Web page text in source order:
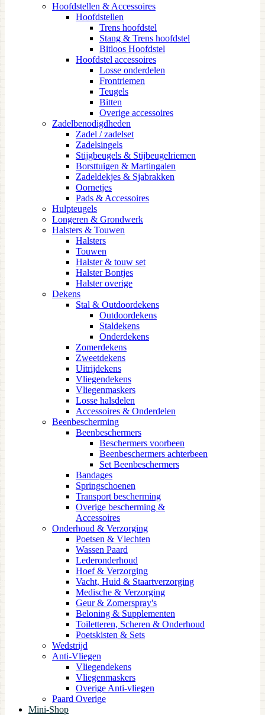
Hoofdstellen & Accessoires
Hoofdstellen
Trens hoofdstel
Stang & Trens hoofdstel
Bitloos Hoofdstel
Hoofdstel accessoires
Losse onderdelen
Frontriemen
Teugels
Bitten
Overige accessoires
Zadelbenodigdheden
Zadel / zadelset
Zadelsingels
Stijgbeugels & Stijbeugelriemen
Borsttuigen & Martingalen
Zadeldekjes & Sjabrakken
Oornetjes
Pads & Accessoires
Hulpteugels
Longeren & Grondwerk
Halsters & Touwen
Halsters
Touwen
Halster & touw set
Halster Bontjes
Halster overige
Dekens
Stal & Outdoordekens
Outdoordekens
Staldekens
Onderdekens
Zomerdekens
Zweetdekens
Uitrijdekens
Vliegendekens
Vliegenmaskers
Losse halsdelen
Accessoires & Onderdelen
Beenbescherming
Beenbeschermers
Beschermers voorbeen
Beenbeschermers achterbeen
Set Beenbeschermers
Bandages
Springschoenen
Transport bescherming
Overige bescherming &
Accessoires
Onderhoud & Verzorging
Poetsen & Vlechten
Wassen Paard
Lederonderhoud
Hoef & Verzorging
Vacht, Huid & Staartverzorging
Medische & Verzorging
Geur & Zomerspray's
Beloning & Supplementen
Toiletteren, Scheren & Onderhoud
Poetskisten & Sets
Wedstrijd
Anti-Vliegen
Vliegendekens
Vliegenmaskers
Overige Anti-vliegen
Paard Overige
Mini-Shop